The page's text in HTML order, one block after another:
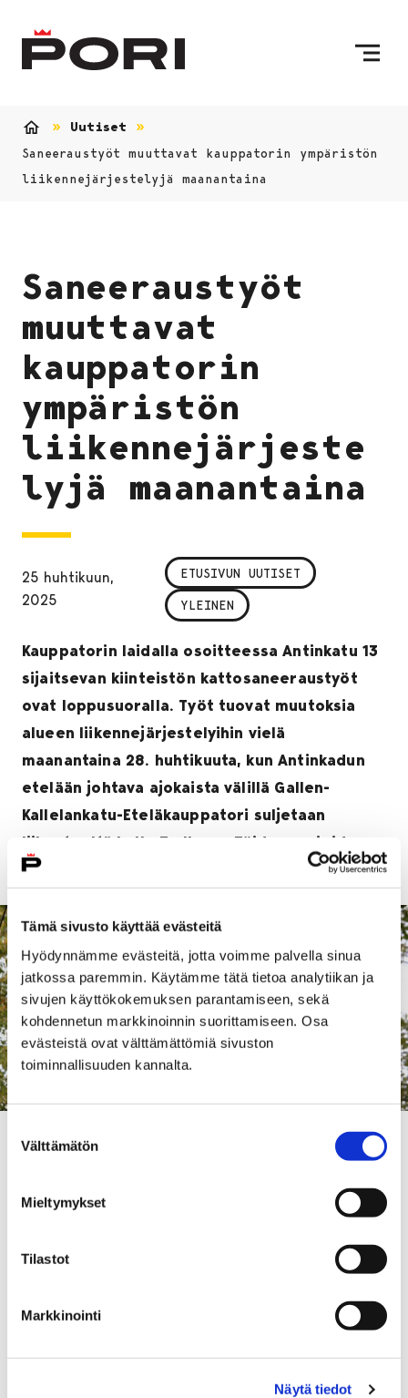
Tämä sivusto käyttää evästeitä
Hyödynnämme evästeitä, jotta voimme palvella sinua
jatkossa paremmin. Käytämme tätä tietoa analytiikan ja
sivujen käyttökokemuksen parantamiseen, sekä
kohdennetun markkinoinnin suorittamiseen. Osa
evästeistä ovat välttämättömiä sivuston
toiminnallisuuden kannalta.
valinta
Välttämätön
Mieltymykset
Tilastot
Markkinointi
Näytä tiedot
Uutiset
Saneeraustyöt muuttavat kauppatorin ympäristön
liikennejärjestelyjä maanantaina
Saneeraustyöt
muuttavat
kauppatorin
ympäristön
liikennejärjeste
lyjä maanantaina
25 huhtikuun,
2025
ETUSIVUN UUTISET
YLEINEN
Kauppatorin laidalla osoitteessa Antinkatu 13
sijaitsevan kiinteistön kattosaneeraustyöt
ovat loppusuoralla. Työt tuovat muutoksia
alueen liikennejärjestelyihin vielä
maanantaina 28. huhtikuuta, kun Antinkadun
etelään johtava ajokaista välillä Gallen-
Kallelankatu-Eteläkauppatori suljetaan
liikenteeltä kello 7 alkaen. Töiden arvioidaan
valmistuvan viimeistään kello 15 mennessä.
Jalankulkijat ohjataan töiden ajaksi kadun toiselle
poikkeusreiteillä. Kaikkien reittien pysäkit kuitenkin
ajetaan, joten matkustajille ei aiheudu merkittävää
Kaikkien alueella liikkuvien toivotaan noudattavan
Työmaasta vastaa Rakennuspalvelu Lindholm Oy.